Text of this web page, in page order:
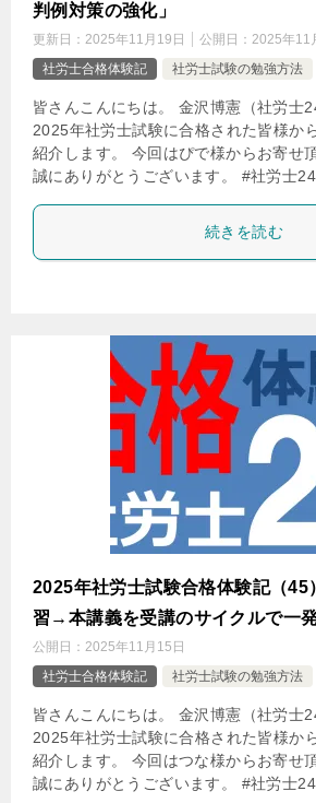
判例対策の強化」
更新日： 2025年11月19日 公開日： 2025年11
社労士合格体験記
社労士試験の勉強方法
皆さんこんにちは。 金沢博憲（社労士
2025年社労士試験に合格された皆様か
紹介します。 今回はぴで様からお寄せ
誠にありがとうございます。 #社労士
続きを読む
2025年社労士試験合格体験記（45
習→本講義を受講のサイクルで一発
公開日： 2025年11月15日
社労士合格体験記
社労士試験の勉強方法
皆さんこんにちは。 金沢博憲（社労士
2025年社労士試験に合格された皆様か
紹介します。 今回はつな様からお寄せ
誠にありがとうございます。 #社労士